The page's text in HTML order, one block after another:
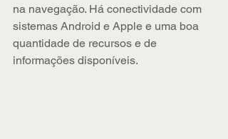
na navegação. Há conectividade com
sistemas Android e Apple e uma boa
quantidade de recursos e de
informações disponíveis.